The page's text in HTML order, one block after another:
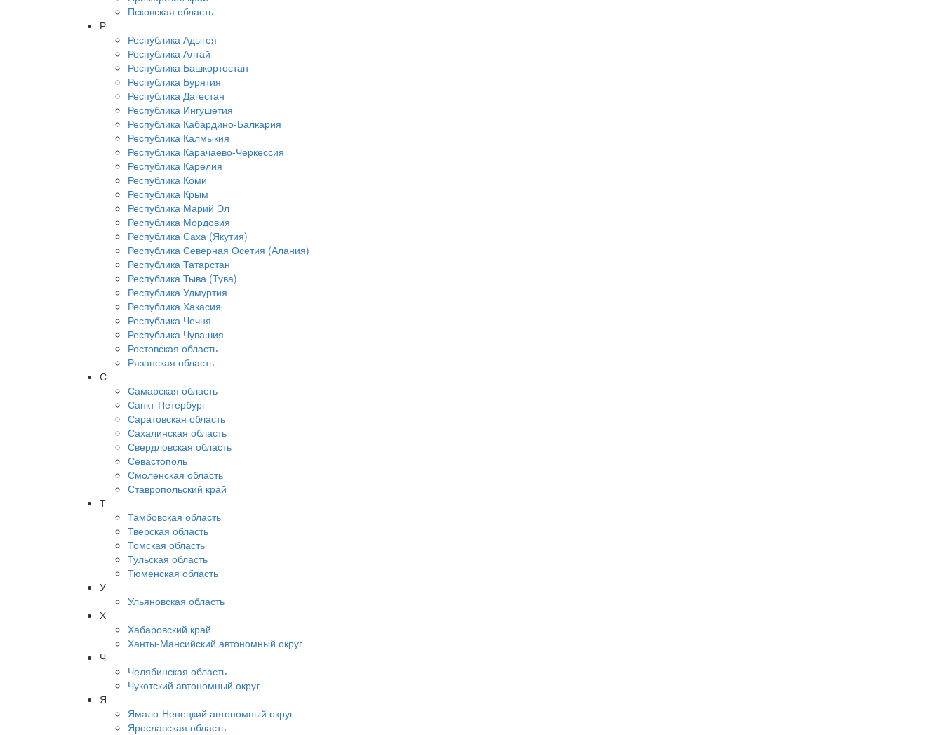
Псковская область
Р
Республика Адыгея
Республика Алтай
Республика Башкортостан
Республика Бурятия
Республика Дагестан
Республика Ингушетия
Республика Кабардино-Балкария
Республика Калмыкия
Республика Карачаево-Черкессия
Республика Карелия
Республика Коми
Республика Крым
Республика Марий Эл
Республика Мордовия
Республика Саха (Якутия)
Республика Северная Осетия (Алания)
Республика Татарстан
Республика Тыва (Тува)
Республика Удмуртия
Республика Хакасия
Республика Чечня
Республика Чувашия
Ростовская область
Рязанская область
С
Самарская область
Санкт-Петербург
Саратовская область
Сахалинская область
Свердловская область
Севастополь
Смоленская область
Ставропольский край
Т
Тамбовская область
Тверская область
Томская область
Тульская область
Тюменская область
У
Ульяновская область
Х
Хабаровский край
Ханты-Мансийский автономный округ
Ч
Челябинская область
Чукотский автономный округ
Я
Ямало-Ненецкий автономный округ
Ярославская область